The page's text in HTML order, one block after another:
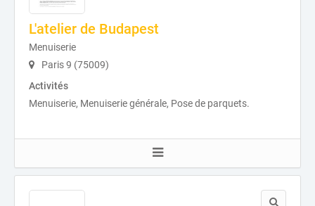
L'atelier de Budapest
Menuiserie
Paris 9 (75009)
Activités
Menuiserie, Menuiserie générale, Pose de parquets.